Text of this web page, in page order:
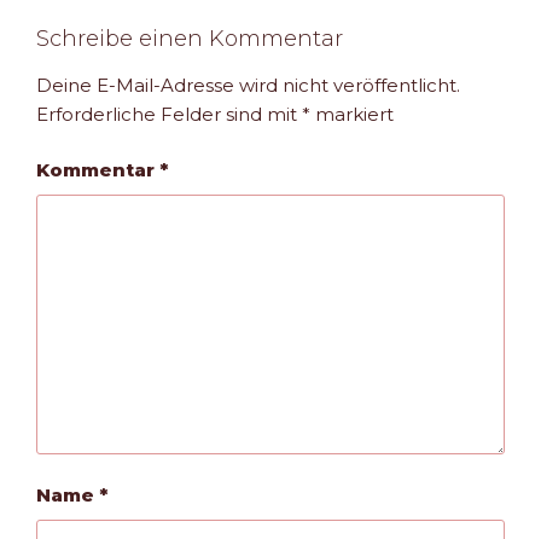
Schreibe einen Kommentar
Deine E-Mail-Adresse wird nicht veröffentlicht.
Erforderliche Felder sind mit * markiert
Kommentar *
Name *